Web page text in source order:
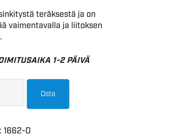
teräksestä ja on
vaimentavalla ja liitoksen
1-2 PÄIVÄ
Osta
1662-O